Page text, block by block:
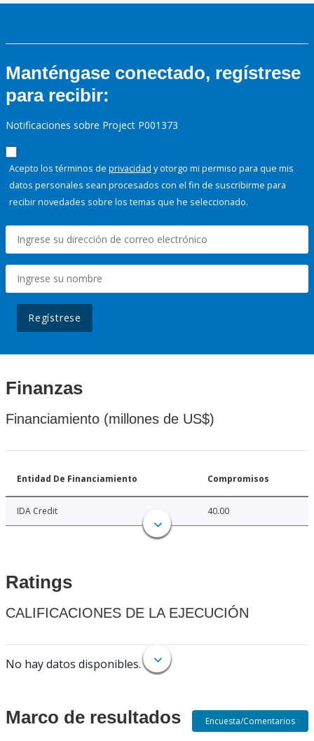
Manténgase conectado, regístrese
para recibir:
Notificaciones sobre Project P001373
Acepto los términos de privacidad y otorgo mi permiso para que mis
datos personales sean procesados con el fin de suscribirme para
recibir novedades sobre los temas que he seleccionado.
Regístrese
Finanzas
Financiamiento (millones de US$)
Entidad De Financiamiento Compromisos
IDA Credit 40.00
Ratings
CALIFICACIONES DE LA EJECUCIÓN
No hay datos disponibles.
Marco de resultados Encuesta/Comentarios